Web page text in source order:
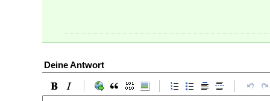
Deine Antwort